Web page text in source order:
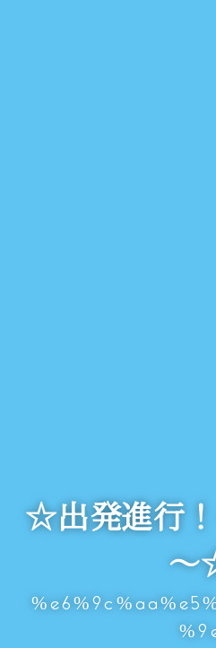
☆出発進行